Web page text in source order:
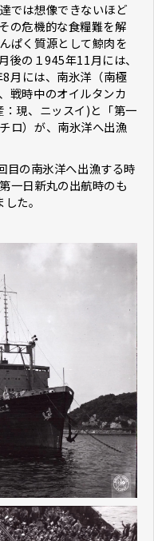
では想像できないほど
の危機的な食糧難を解
ぱく質源として鯨肉を
の１945年11月には、
月には、南氷洋（南極
戦時中のオイルタンカ
現、ニッスイ)と「第一
ロ）が、南氷洋へ出漁
目の南氷洋へ出漁する時
一日新丸の出航時のも
た。